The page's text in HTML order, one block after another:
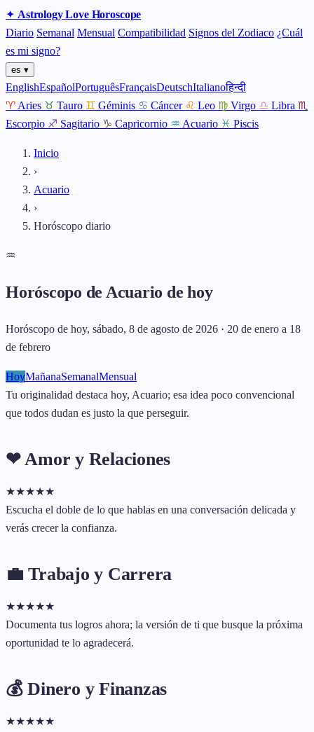
✦ AstrologyLoveHoroscope
Diario Semanal Mensual Compatibilidad Signos del Zodiaco ¿Cuál
es mi signo?
es ▾
EnglishEspañolPortuguêsFrançaisDeutschItalianoहिन्दी
♈ Aries ♉ Tauro ♊ Géminis ♋ Cáncer ♌ Leo ♍ Virgo ♎ Libra ♏
Escorpio ♐ Sagitario ♑ Capricornio ♒ Acuario ♓ Piscis
Inicio
›
Acuario
›
Horóscopo diario
♒
Horóscopo de Acuario de hoy
Horóscopo de hoy, sábado, 8 de agosto de 2026 · 20 de enero a 18
de febrero
HoyMañanaSemanalMensual
Tu originalidad destaca hoy, Acuario; esa idea poco convencional
que todos dudan es justo la que perseguir.
❤ Amor y Relaciones
★★★★★
Escucha el doble de lo que hablas en una conversación delicada y
verás crecer la confianza.
💼 Trabajo y Carrera
★★★★★
Documenta tus logros ahora; la versión de ti que busque la próxima
oportunidad te lo agradecerá.
💰 Dinero y Finanzas
★★★★★